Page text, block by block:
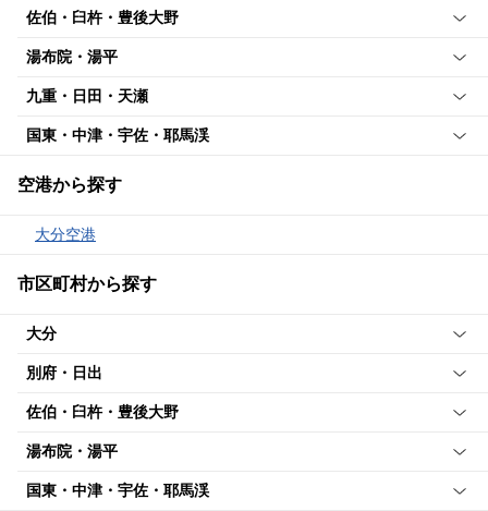
佐伯・臼杵・豊後大野
湯布院・湯平
九重・日田・天瀬
国東・中津・宇佐・耶馬渓
空港から探す
大分空港
市区町村から探す
大分
別府・日出
佐伯・臼杵・豊後大野
湯布院・湯平
国東・中津・宇佐・耶馬渓